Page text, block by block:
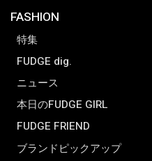
FASHION
特集
FUDGE dig.
ニュース
本日のFUDGE GIRL
FUDGE FRIEND
ブランドピックアップ